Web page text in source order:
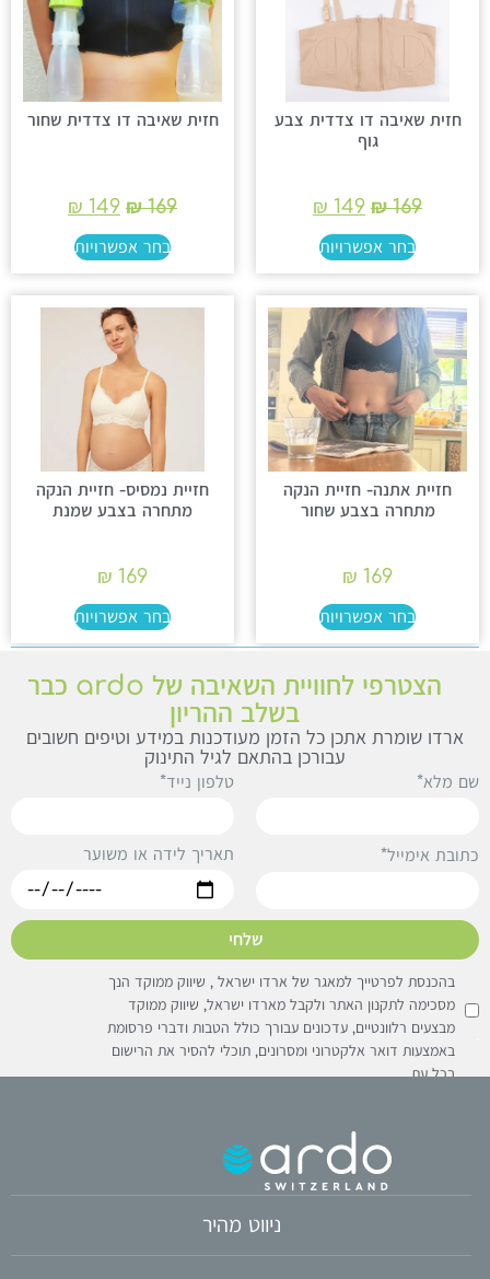
חזית שאיבה דו צדדית צבע
גוף
₪169
₪149
בחר אפשרויות
חזית שאיבה דו צדדית שחור
₪169
₪149
בחר אפשרויות
חזיית אתנה- חזיית הנקה
מתחרה בצבע שחור
₪ 169
בחר אפשרויות
חזיית נמסיס- חזיית הנקה
מתחרה בצבע שמנת
₪ 169
בחר אפשרויות
הצטרפי לחוויית השאיבה של ardo כבר
בשלב ההריון
ארדו שומרת אתכן כל הזמן מעודכנות במידע וטיפים חשובים
עבורכן בהתאם לגיל התינוק
בהכנסת לפרטייך למאגר של ארדו ישראל , שיווק ממוקד הנך
מסכימה לתקנון האתר ולקבל מארדו ישראל, שיווק ממוקד
מבצעים רלוונטיים, עדכונים עבורך כולל הטבות ודברי פרסומת
באמצעות דואר אלקטרוני ומסרונים, תוכלי להסיר את הרישום
בכל עת
שם מלא* טלפון נייד*
כתובת אימייל* תאריך לידה או משוער
שלחי
ניווט מהיר